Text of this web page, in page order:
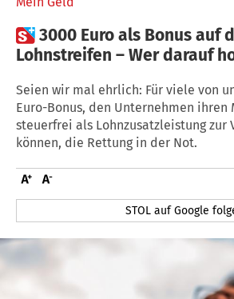
3000 Euro als Bonus auf
Lohnstreifen – Wer darauf
Seien wir mal ehrlich: Für viele von
Euro-Bonus, den Unternehmen
steuerfrei als Lohnzusatzleistung zur
können, die Rettung in der Not.
STOL auf Google